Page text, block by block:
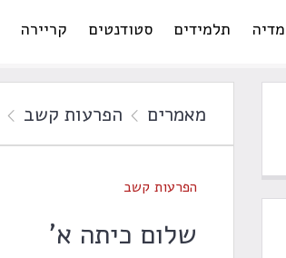
מדיה תלמידים סטודנטים קריירה
מאמרים הפרעות קשב
הפרעות קשב
שלום כיתה א'